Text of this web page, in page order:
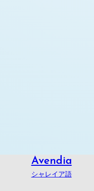
Avendia
シャレイア語